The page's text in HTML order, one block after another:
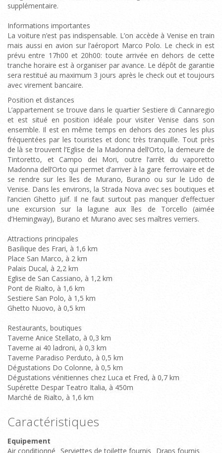
supplémentaire.
Informations importantes
La voiture n’est pas indispensable. L’on accède à Venise en train
mais aussi en avion sur l’aéroport Marco Polo. Le check in est
prévu entre 17h00 et 20h00: toute arrivée en dehors de cette
tranche horaire est à organiser par avance. Le dépôt de garantie
sera restitué au maximum 3 jours après le check out et toujours
avec virement bancaire.
Position et distances
L’appartement se trouve dans le quartier Sestiere di Cannaregio
et est situé en position idéale pour visiter Venise dans son
ensemble. Il est en même temps en dehors des zones les plus
fréquentées par les touristes et donc très tranquille. Tout près
de là se trouvent l’Eglise de la Madonna dell’Orto, la demeure de
Tintoretto, et Campo dei Mori, outre l’arrêt du vaporetto
Madonna dell’Orto qui permet d’arriver à la gare ferroviaire et de
se rendre sur les îles de Murano, Burano ou sur le Lido de
Venise. Dans les environs, la Strada Nova avec ses boutiques et
l’ancien Ghetto juif. Il ne faut surtout pas manquer d’effectuer
une excursion sur la lagune aux îles de Torcello (aimée
d’Hemingway), Burano et Murano avec ses maîtres verriers.
Attractions principales
Basilique des Frari, à 1,6 km
Place San Marco, à 2 km
Palais Ducal, à 2,2 km
Eglise de San Cassiano, à 1,2 km
Pont de Rialto, à 1,6 km
Sestiere San Polo, à 1,5 km
Ghetto Nuovo, à 0,5 km
Restaurants, boutiques
Taverne Anice Stellato, à 0,3 km
Taverne ai 40 ladroni, à 0,3 km
Taverne Paradiso Perduto, à 0,5 km
Dégustations Do Colonne, à 0,5 km
Dégustations vénitiennes chez Luca et Fred, à 0,7 km
Supérette Despar Teatro Italia, à 450m
Marché de Rialto, à 1,6 km
Caractéristiques
Equipement
Air conditionné
Serviettes de toilette fournis Draps fournis